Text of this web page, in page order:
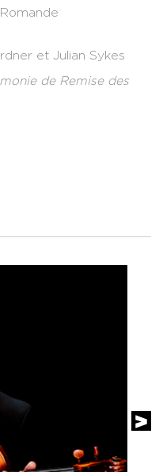
et Julian Sykes
de Remise des